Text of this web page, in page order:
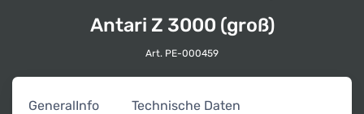
Antari Z 3000 (groß)
Art. PE-000459
GeneralInfo Technische Daten